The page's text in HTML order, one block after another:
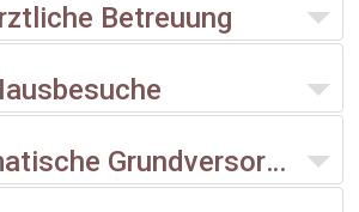
Betreuung
Psychosomatische Grundversorgung